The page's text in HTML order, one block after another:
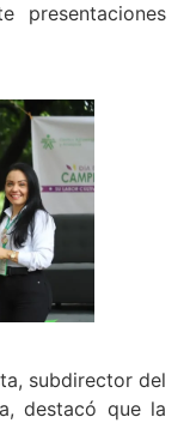
presentaciones
subdirector del
destacó que la